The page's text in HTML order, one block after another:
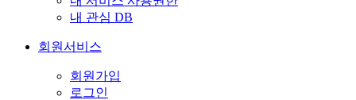
내 관심 DB
회원서비스
회원가입
로그인